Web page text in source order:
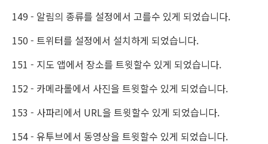
149 - 알림의 종류를 설정에서 고를수 있게 되었습니다.
150 - 트위터를 설정에서 설치하게 되었습니다.
151 - 지도 앱에서 장소를 트윗할수 있게 되었습니다.
152 - 카메라롤에서 사진을 트윗할수 있게 되었습니다.
153 - 사파리에서 URL을 트윗할수 있게 되었습니다.
154 - 유투브에서 동영상을 트윗할수 있게 되었습니다.